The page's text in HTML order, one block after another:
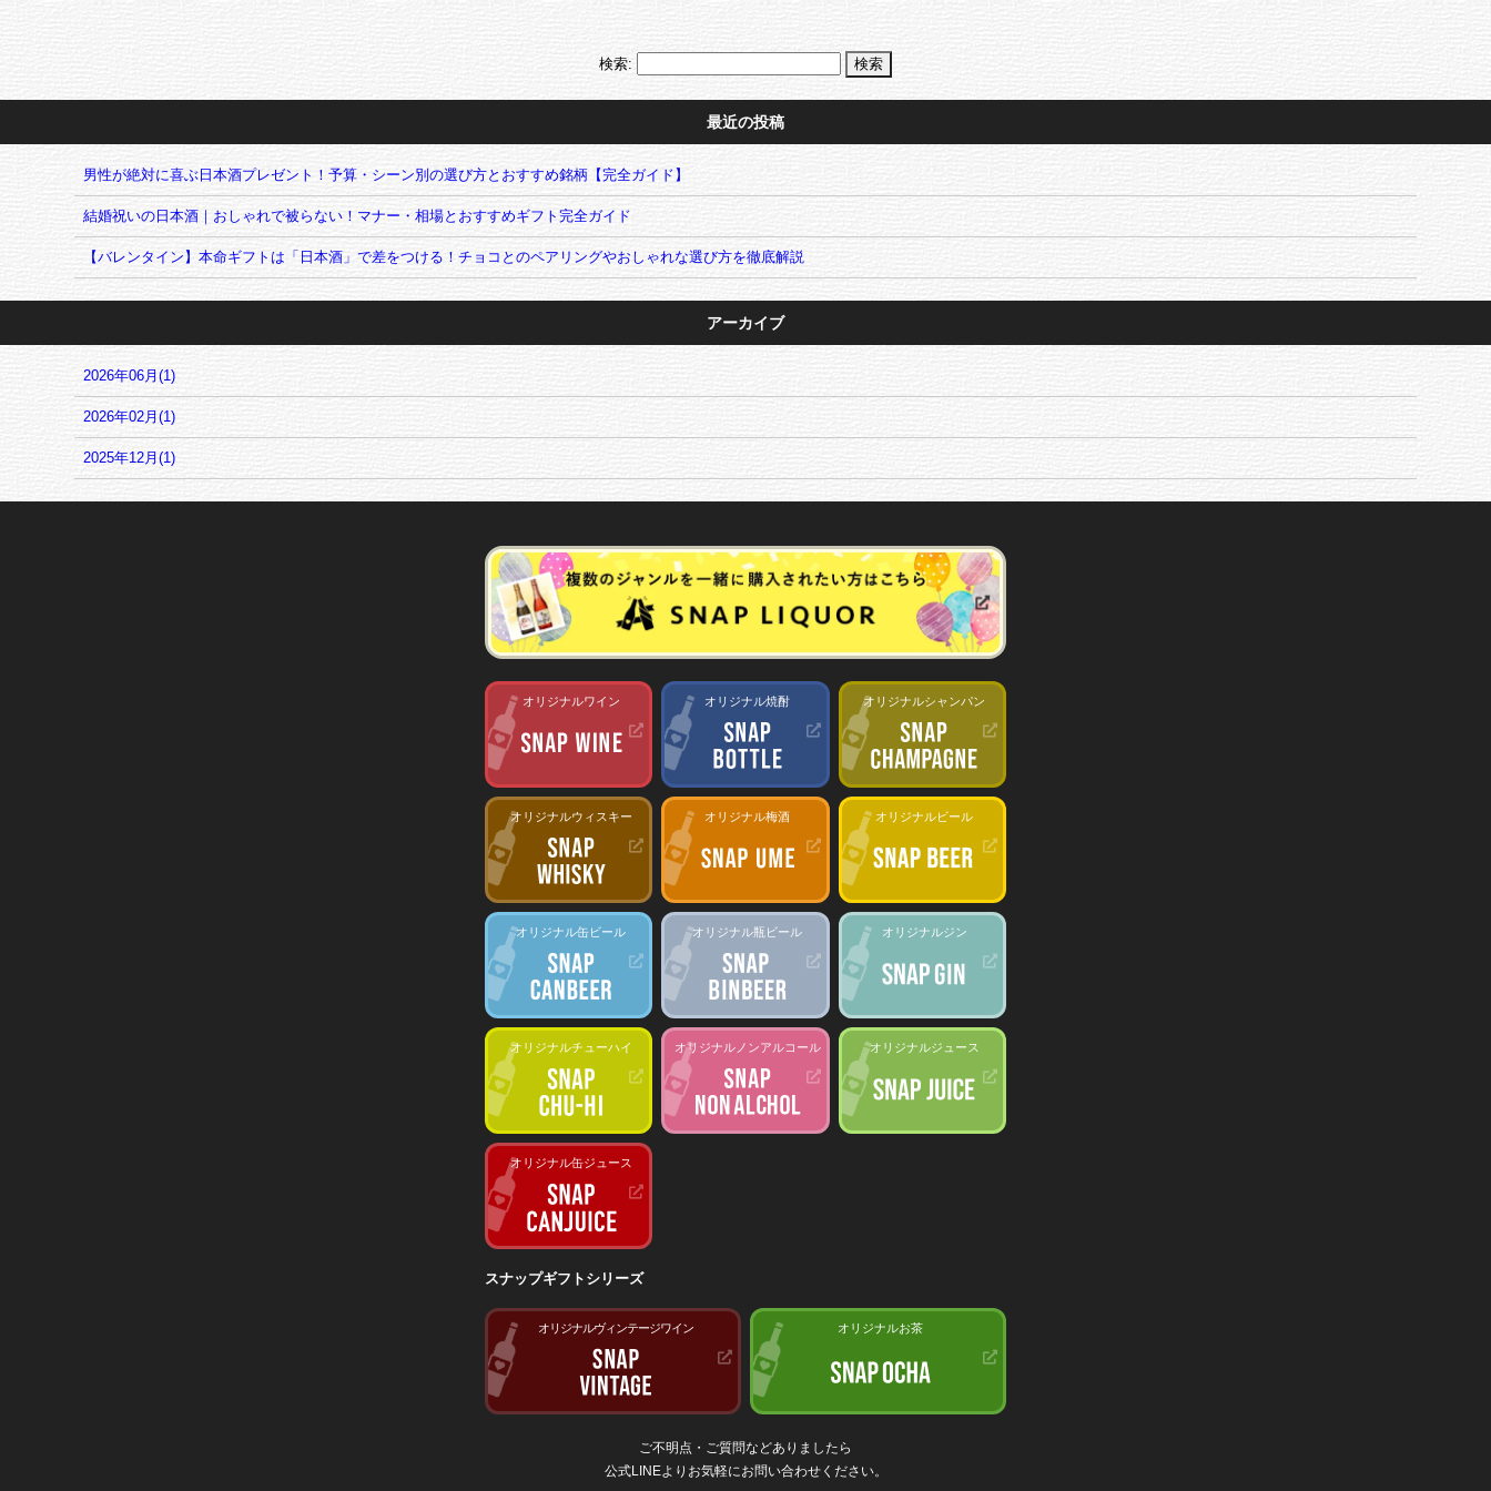
検索:
最近の投稿
男性が絶対に喜ぶ日本酒プレゼント！予算・シーン別の選び方とおすすめ銘柄【完全ガイド】
結婚祝いの日本酒｜おしゃれで被らない！マナー・相場とおすすめギフト完全ガイド
【バレンタイン】本命ギフトは「日本酒」で差をつける！チョコとのペアリングやおしゃれな選び方を徹底解説
アーカイブ
2026年06月(1)
2026年02月(1)
2025年12月(1)
オリジナルワイン オリジナル焼酎 オリジナルシャンパン
オリジナルウィスキー オリジナル梅酒 オリジナルビール
オリジナル缶ビール オリジナル瓶ビール オリジナルジン
オリジナルチューハイ オリジナルノンアルコール オリジナルジュース
オリジナル缶ジュース
スナップギフトシリーズ
オリジナルヴィンテージワイン オリジナルお茶
ご不明点・ご質問などありましたら
公式LINEよりお気軽にお問い合わせください。